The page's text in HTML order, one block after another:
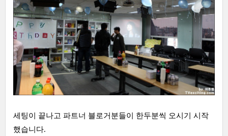
세팅이 끝나고 파트너 블로거분들이 한두분씩 오시기 시작
했습니다.